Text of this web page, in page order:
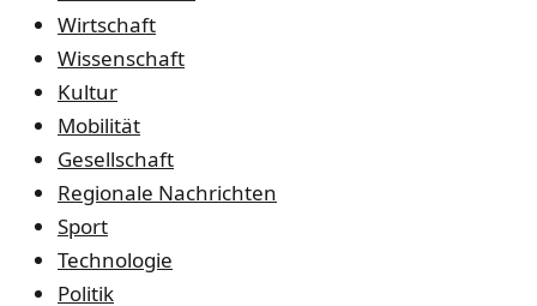
Wirtschaft
Wissenschaft
Kultur
Mobilität
Gesellschaft
Regionale Nachrichten
Sport
Technologie
Politik